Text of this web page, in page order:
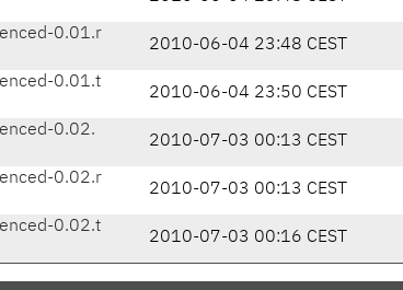
0.01.r
2010-06-04 23:48 CEST
0.01.t
2010-06-04 23:50 CEST
0.02.
2010-07-03 00:13 CEST
0.02.r
2010-07-03 00:13 CEST
0.02.t
2010-07-03 00:16 CEST